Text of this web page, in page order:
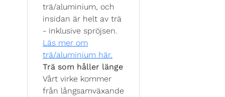
trä/aluminium, och
insidan är helt av trä
- inklusive spröjsen.
Läs mer om
trä/aluminium här.
Trä som håller länge
Vårt virke kommer
från långsamväxande